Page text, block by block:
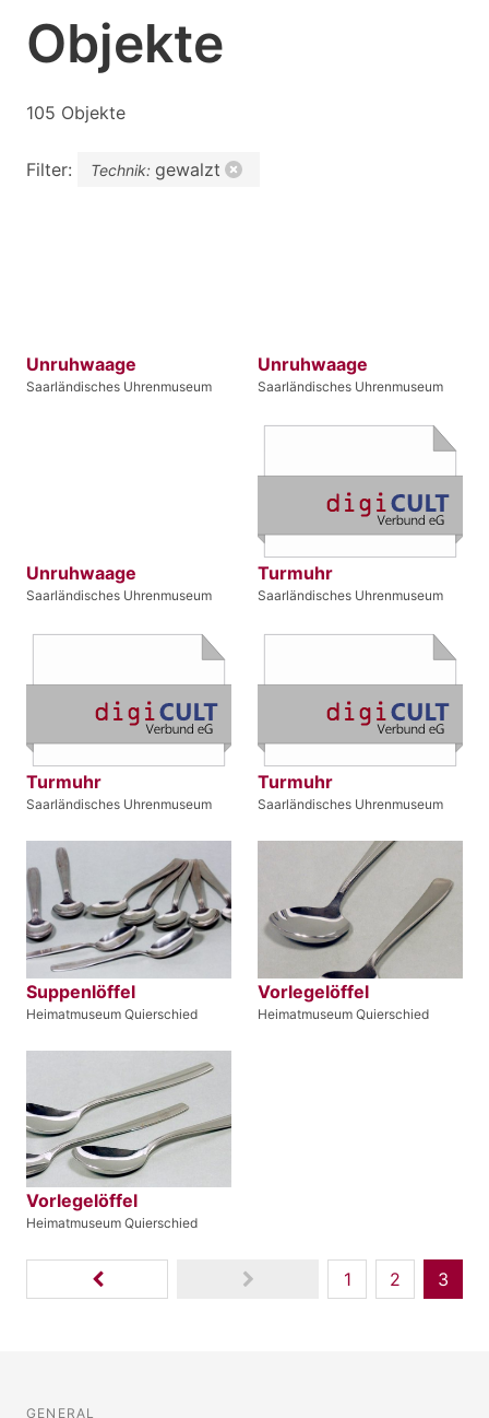
Objekte
105 Objekte
Filter: Technik: gewalzt
Unruhwaage
Saarländisches Uhrenmuseum
Unruhwaage
Saarländisches Uhrenmuseum
Unruhwaage
Saarländisches Uhrenmuseum
Turmuhr
Saarländisches Uhrenmuseum
Turmuhr
Saarländisches Uhrenmuseum
Turmuhr
Saarländisches Uhrenmuseum
Suppenlöffel
Heimatmuseum Quierschied
Vorlegelöffel
Heimatmuseum Quierschied
Vorlegelöffel
Heimatmuseum Quierschied
1 2 3
GENERAL